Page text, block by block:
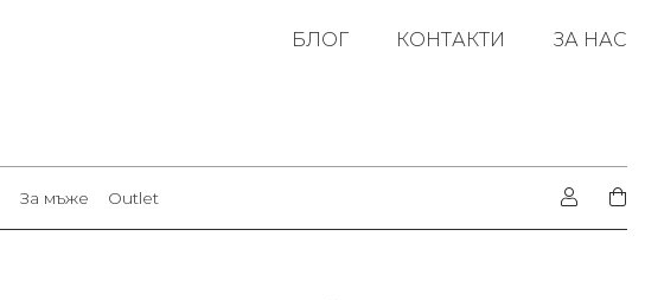
БЛОГ КОНТАКТИ ЗА НАС
За мъже Outlet